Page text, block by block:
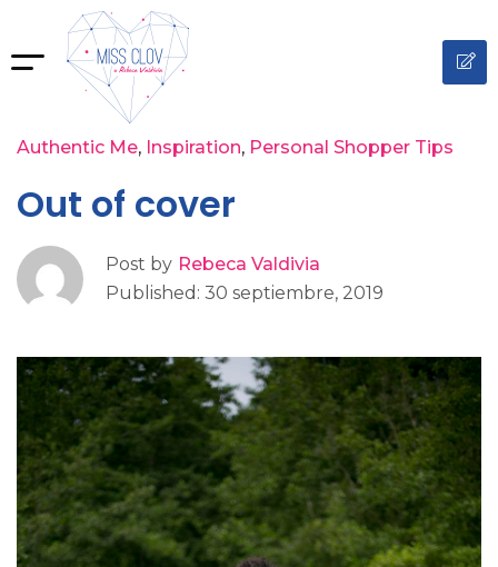
Authentic Me Inspiration Personal Shopper Tips
Out of cover
Post by Rebeca Valdivia
Published: 30 septiembre, 2019